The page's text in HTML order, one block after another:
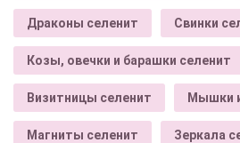
Драконы селенит Свинки
Козы, овечки и барашки селенит
Визитницы селенит Мышки
Магниты селенит Зеркала